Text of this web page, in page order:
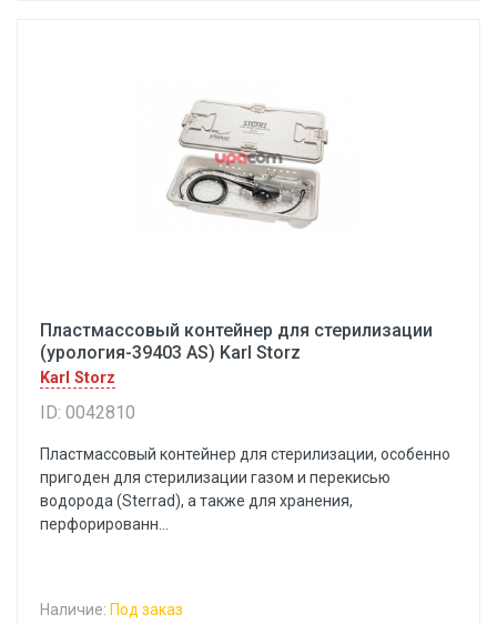
Пластмассовый контейнер для стерилизации
(урология-39403 AS) Karl Storz
Karl Storz
ID: 0042810
Пластмассовый контейнер для стерилизации, особенно
пригоден для стерилизации газом и перекисью
водорода (Sterrad), а также для хранения,
перфорированн...
Наличие: Под заказ